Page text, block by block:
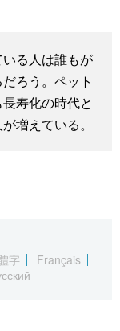
る人は誰もが
ろう。ペット
寿化の時代と
増えている。
字
Français